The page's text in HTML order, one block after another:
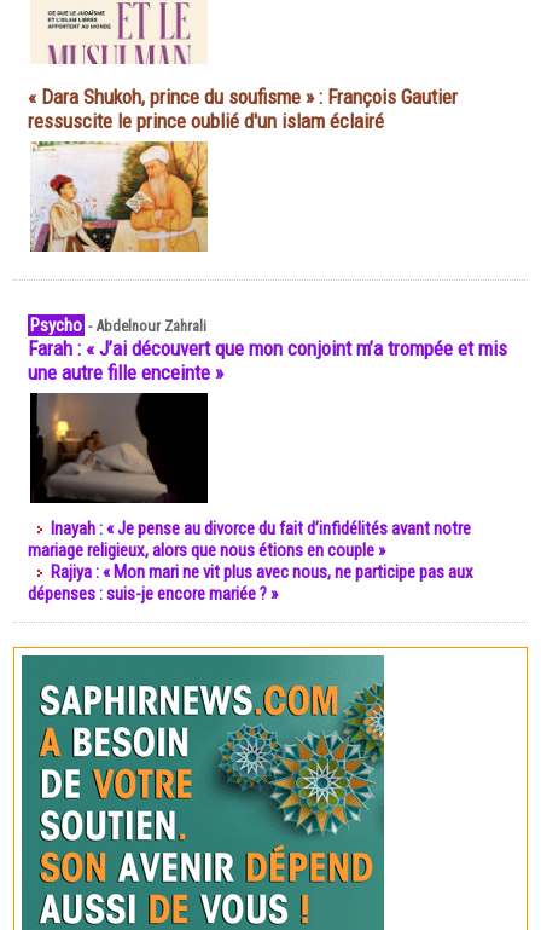
« Dara Shukoh, prince du soufisme » : François Gautier
ressuscite le prince oublié d'un islam éclairé
Psycho -Abdelnour Zahrali
Farah : « J’ai découvert que mon conjoint m’a trompée et mis
une autre fille enceinte »
Inayah : « Je pense au divorce du fait d’infidélités avant notre
mariage religieux, alors que nous étions en couple »
Rajiya : « Mon mari ne vit plus avec nous, ne participe pas aux
dépenses : suis-je encore mariée ? »